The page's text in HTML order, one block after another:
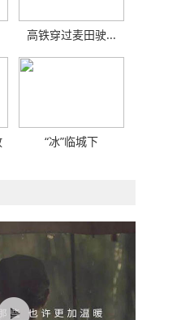
高铁穿过麦田驶...
“冰”临城下